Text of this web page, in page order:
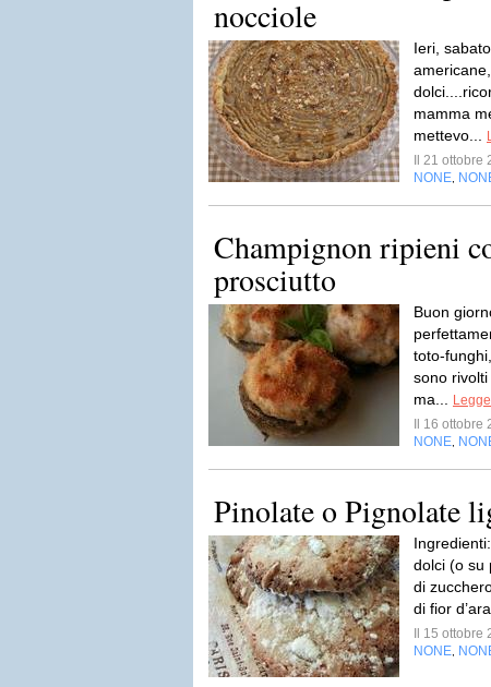
nocciole
Ieri,
mamma
mettevo...
Il 21 ottobre
NONE
Champignon ripieni
prosciutto
Buon
toto-
sono
ma...
Il 16 ottobre
NONE
Pinolate o Pignolate
dolci (o su
di
di fior
Il 15 ottobre
NONE